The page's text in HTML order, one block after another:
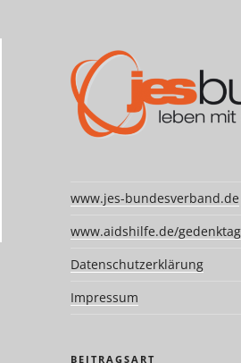
www.jes-bundesverband.de
www.aidshilfe.de/gedenktag
Datenschutzerklärung
Impressum
BEITRAGSART